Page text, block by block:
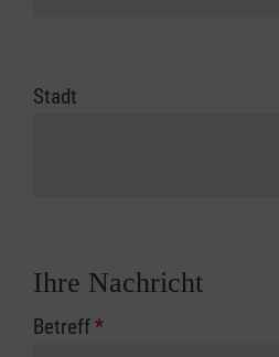
Stadt
Ihre Nachricht
Betreff*